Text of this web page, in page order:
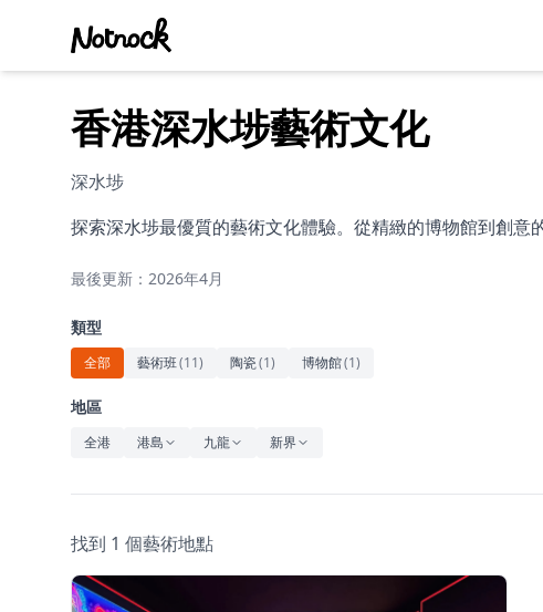
香港深水埗藝術文化
深水埗
探索深水埗最優質的藝術文化體驗。從精緻的博物館到創意
最後更新：2026年4月
類型
全部 藝術班(11) 陶瓷(1) 博物館(1)
地區
全港 港島 九龍 新界
找到 1 個藝術地點